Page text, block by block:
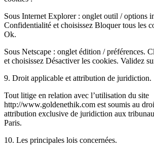
Sous Internet Explorer : onglet outil / options
Confidentialité et choisissez Bloquer tous les
Ok.
Sous Netscape : onglet édition / préférences.
et choisissez Désactiver les cookies. Validez
9. Droit applicable et attribution de juridiction.
Tout litige en relation avec l’utilisation du site
http://www.goldenethik.com est soumis au
attribution exclusive de juridiction aux
Paris.
10. Les principales lois concernées.